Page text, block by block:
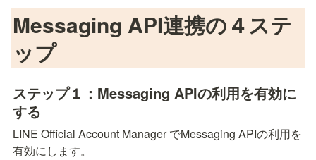
Messaging API連携の４ステ
ップ
ステップ１：Messaging APIの利用を有効に
する
LINE Official Account Manager でMessaging APIの利用を
有効にします。